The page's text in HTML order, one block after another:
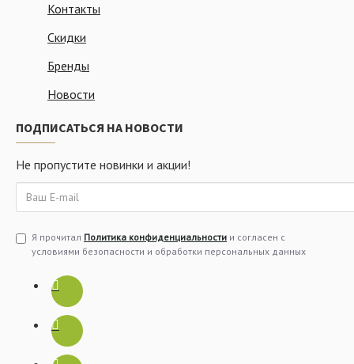
Контакты
Скидки
Бренды
Новости
ПОДПИСАТЬСЯ НА НОВОСТИ
Не пропустите новинки и акции!
Я прочитал Политика конфиденциальности и согласен с
условиями безопасности и обработки персональных данных